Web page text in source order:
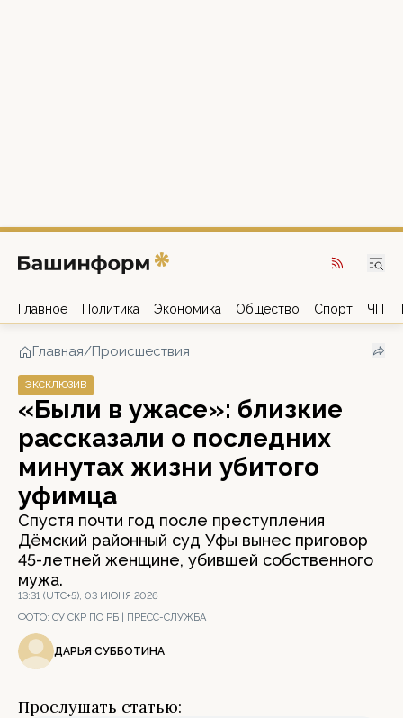
Главное Политика Экономика Общество Спорт ЧП
Главная/Происшествия
ЭКСКЛЮЗИВ
«Были в ужасе»: близкие
рассказали о последних
минутах жизни убитого
уфимца
Спустя почти год после преступления
Дёмский районный суд Уфы вынес приговор
45-летней женщине, убившей собственного
мужа.
13:31 (UTC+5), 03 ИЮНЯ 2026
ФОТО: СУ СКР ПО РБ | ПРЕСС-СЛУЖБА
ДАРЬЯ СУББОТИНА
Прослушать статью: